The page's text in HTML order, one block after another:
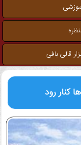
قالی بافی
کنار رود